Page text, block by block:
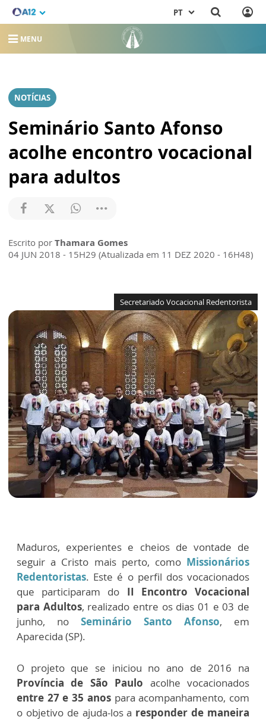
PT
MENU
NOTÍCIAS
Seminário Santo Afonso
acolhe encontro vocacional
para adultos
Escrito por Thamara Gomes
04 JUN 2018 - 15H29 (Atualizada em 11 DEZ 2020 - 16H48)
Secretariado Vocacional Redentorista
Maduros, experientes e cheios de vontade de
seguir a Cristo mais perto, como Missionários
Redentoristas. Este é o perfil dos vocacionados
que participaram do II Encontro Vocacional
para Adultos, realizado entre os dias 01 e 03 de
junho, no Seminário Santo Afonso, em
Aparecida (SP).
O projeto que se iniciou no ano de 2016 na
Província de São Paulo acolhe vocacionados
entre 27 e 35 anospara acompanhamento, com
o objetivo de ajuda-los a responder de maneira